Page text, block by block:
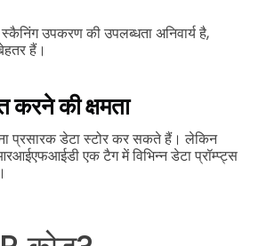
स्कैनिंग उपकरण की उपलब्धता अनिवार्य है,
हैं।
करने की क्षमता
प्रसारक डेटा स्टोर कर सकते हैं। लेकिन
एक टैग में विभिन्न डेटा प्रॉम्प्ट्स